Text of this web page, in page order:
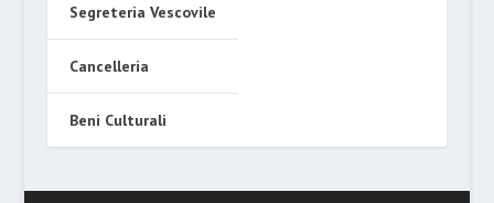
Segreteria Vescovile
Cancelleria
Beni Culturali